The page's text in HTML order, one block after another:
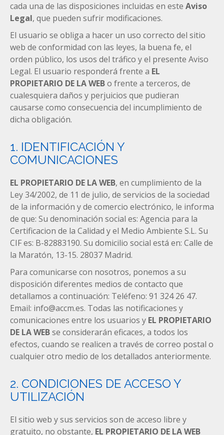
cada una de las disposiciones incluidas en este Aviso
Legal, que pueden sufrir modificaciones.
El usuario se obliga a hacer un uso correcto del sitio
web de conformidad con las leyes, la buena fe, el
orden público, los usos del tráfico y el presente Aviso
Legal. El usuario responderá frente a EL
PROPIETARIO DE LA WEBo frente a terceros, de
cualesquiera daños y perjuicios que pudieran
causarse como consecuencia del incumplimiento de
dicha obligación.
1. IDENTIFICACIÓN Y
COMUNICACIONES
EL PROPIETARIO DE LA WEB, en cumplimiento de la
Ley 34/2002, de 11 de julio, de servicios de la sociedad
de la información y de comercio electrónico, le informa
de que: Su denominación social es: Agencia para la
Certificacion de la Calidad y el Medio Ambiente S.L. Su
CIF es: B-82883190. Su domicilio social está en: Calle de
la Maratón, 13-15. 28037 Madrid.
Para comunicarse con nosotros, ponemos a su
disposición diferentes medios de contacto que
detallamos a continuación: Teléfeno: 91 324 26 47.
Email: info@accm.es. Todas las notificaciones y
comunicaciones entre los usuarios y EL PROPIETARIO
DE LA WEBse considerarán eficaces, a todos los
efectos, cuando se realicen a través de correo postal o
cualquier otro medio de los detallados anteriormente.
2. CONDICIONES DE ACCESO Y
UTILIZACIÓN
El sitio web y sus servicios son de acceso libre y
gratuito, no obstante, EL PROPIETARIO DE LA WEB